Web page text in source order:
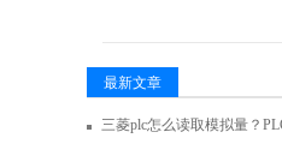
最新文章
三菱plc怎么读取模拟量？